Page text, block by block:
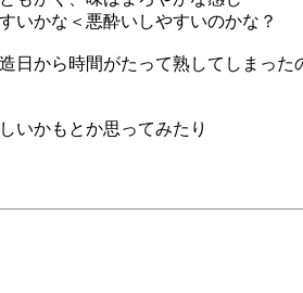
いかな＜悪酔いしやすいのかな？
日から時間がたって熟してしまった
いかもとか思ってみたり